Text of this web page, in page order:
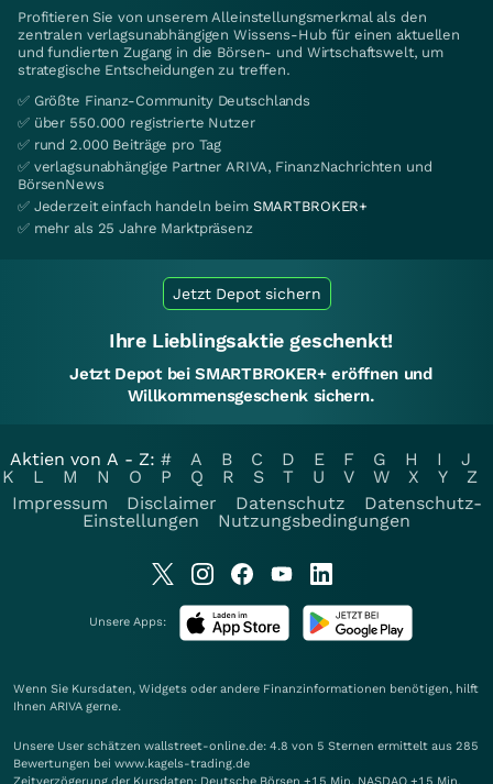
Profitieren Sie von unserem Alleinstellungsmerkmal als den
zentralen verlagsunabhängigen Wissens-Hub für einen aktuellen
und fundierten Zugang in die Börsen- und Wirtschaftswelt, um
strategische Entscheidungen zu treffen.
✅ Größte Finanz-Community Deutschlands
✅ über 550.000 registrierte Nutzer
✅ rund 2.000 Beiträge pro Tag
✅ verlagsunabhängige Partner ARIVA, FinanzNachrichten und
BörsenNews
✅ Jederzeit einfach handeln beim SMARTBROKER+
✅ mehr als 25 Jahre Marktpräsenz
Jetzt Depot sichern
Ihre Lieblingsaktie geschenkt!
Jetzt Depot bei SMARTBROKER+ eröffnen und
Willkommensgeschenk sichern.
Aktien von A - Z: # A B C D E F G H I
J
K
L M N O P Q R S T U V W X Y
Z
Impressum
Disclaimer Datenschutz
Datenschutz-
Einstellungen
Nutzungsbedingungen
Unsere Apps:
Wenn Sie Kursdaten, Widgets oder andere Finanzinformationen benötigen, hilft
Ihnen ARIVA gerne.
Unsere User schätzen wallstreet-online.de: 4.8 von 5 Sternen ermittelt aus 285
Bewertungen bei www.kagels-trading.de